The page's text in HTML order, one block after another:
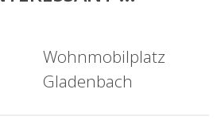
Wohnmobilplatz
Gladenbach